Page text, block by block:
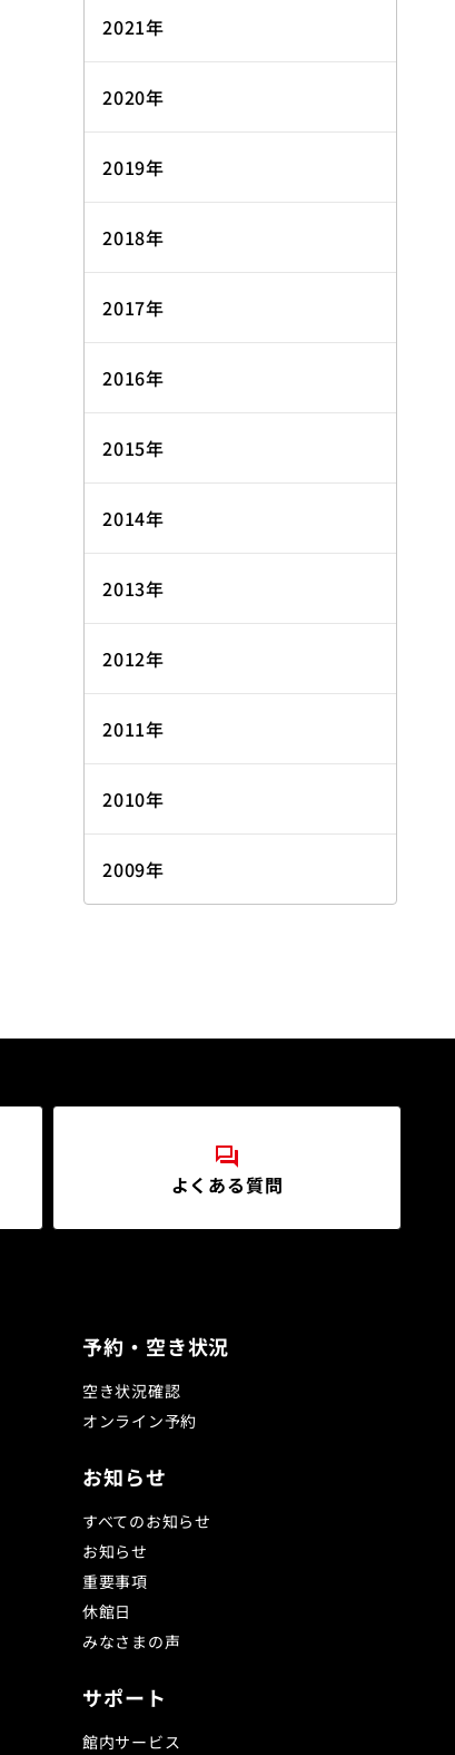
2021年
2020年
2019年
2018年
2017年
2016年
2015年
2014年
2013年
2012年
2011年
2010年
2009年
よくある質問
予約・空き状況
空き状況確認
オンライン予約
お知らせ
すべてのお知らせ
お知らせ
重要事項
休館日
みなさまの声
サポート
館内サービス